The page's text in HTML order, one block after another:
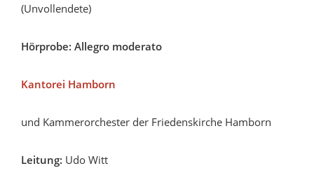
(Unvollendete)
Hörprobe: Allegro moderato
Kantorei Hamborn
und Kammerorchester der Friedenskirche Hamborn
Leitung: Udo Witt